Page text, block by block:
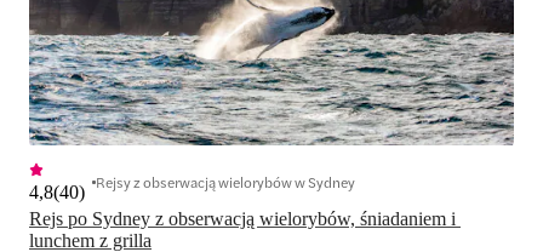
Rejs po Sydney z obserwacją wielorybów, śniadaniem i
lunchem z grilla
4,8(40) Rejsy z obserwacją wielorybów w Sydney